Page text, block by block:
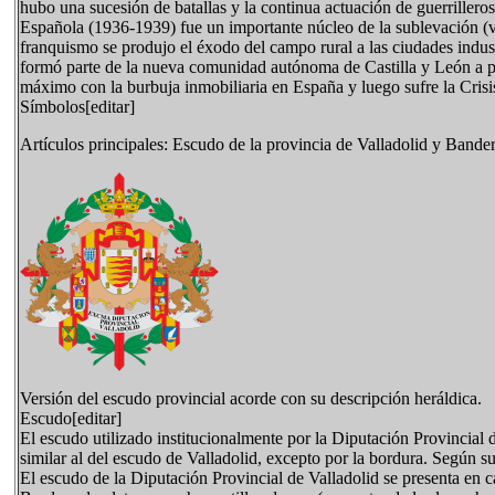
hubo una sucesión de batallas y la continua actuación de
Española (1936-1939) fue un importante núcleo de la sublevación
franquismo se produjo el éxodo del campo rural a las ciudades
formó parte de la nueva comunidad autónoma de Castilla y León
máximo con la burbuja inmobiliaria en España y luego sufre la
Símbolos[editar]
Artículos principales: Escudo de la provincia de Valladolid y
Versión del escudo provincial acorde con su descripción heráldica.
Escudo[editar]
El escudo utilizado institucionalmente por la Diputación Provincial
similar al del escudo de Valladolid, excepto por la bordura. Según
El escudo de la Diputación Provincial de Valladolid se presenta en